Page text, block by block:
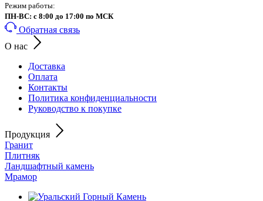
Режим работы:
ПН-ВС: с 8:00 до 17:00 по МСК
Обратная связь
О нас
Доставка
Оплата
Контакты
Политика конфиденциальности
Руководство к покупке
Продукция
Гранит
Плитняк
Ландшафтный камень
Мрамор